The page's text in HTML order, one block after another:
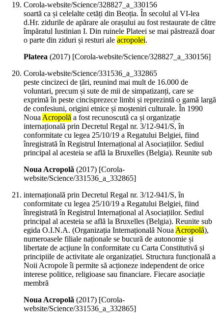
Corola-website/Science/328827_a_330156
soartă ca și celelalte cetăți din Beoția. În secolul al VI-lea
d.Hr. zidurile de apărare ale orașului au fost restaurate de către
împăratul Iustinian I. Din ruinele Plateei se mai păstrează doar
o parte din ziduri și resturi ale acropolei.
Plateea (2017) [Corola-website/Science/328827_a_330156]
Corola-website/Science/331536_a_332865
peste cincizeci de țări, reunind mai mult de 16.000 de
voluntari, precum și sute de mii de simpatizanți, care se
exprimă în peste cincisprezece limbi și reprezintă o gamă largă
de confesiuni, origini etnice și moșteniri culturale. În 1990
NouaAcropolă a fost recunoscută ca și organizație
internațională prin Decretul Regal nr. 3/12-941/S, în
conformitate cu legea 25/10/19 a Regatului Belgiei, fiind
înregistrată în Registrul Internațional al Asociațiilor. Sediul
principal al acesteia se află la Bruxelles (Belgia). Reunite sub
Noua Acropolă (2017) [Corola-
website/Science/331536_a_332865]
internațională prin Decretul Regal nr. 3/12-941/S, în
conformitate cu legea 25/10/19 a Regatului Belgiei, fiind
înregistrată în Registrul Internațional al Asociațiilor. Sediul
principal al acesteia se află la Bruxelles (Belgia). Reunite sub
egida O.I.N.A. (Organizația Internațională NouaAcropolă),
numeroasele filiale naționale se bucură de autonomie și
libertate de acțiune în conformitate cu Carta Constitutivă și
principiile de activitate ale organizației. Structura funcțională a
Noii Acropole îi permite să acționeze independent de orice
interese politice, religioase sau financiare. Fiecare asociație
membră
Noua Acropolă (2017) [Corola-
website/Science/331536_a_332865]